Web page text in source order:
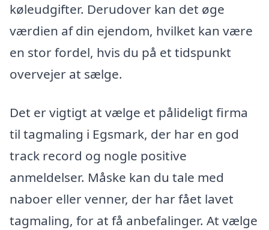
køleudgifter. Derudover kan det øge
værdien af din ejendom, hvilket kan være
en stor fordel, hvis du på et tidspunkt
overvejer at sælge.
Det er vigtigt at vælge et pålideligt firma
til tagmaling i Egsmark, der har en god
track record og nogle positive
anmeldelser. Måske kan du tale med
naboer eller venner, der har fået lavet
tagmaling, for at få anbefalinger. At vælge